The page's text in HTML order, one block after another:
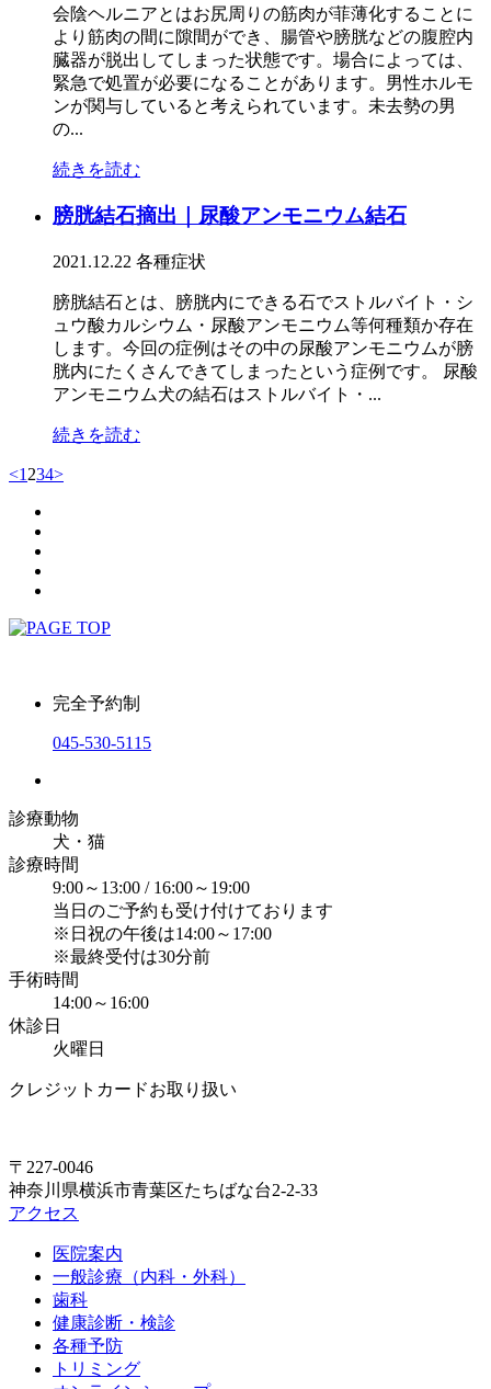
会陰ヘルニアとはお尻周りの筋肉が菲薄化することに
より筋肉の間に隙間ができ、腸管や膀胱などの腹腔内
臓器が脱出してしまった状態です。場合によっては、
緊急で処置が必要になることがあります。男性ホルモ
ンが関与していると考えられています。未去勢の男
の...
続きを読む
膀胱結石摘出｜尿酸アンモニウム結石
2021.12.22 各種症状
膀胱結石とは、膀胱内にできる石でストルバイト・シ
ュウ酸カルシウム・尿酸アンモニウム等何種類か存在
します。今回の症例はその中の尿酸アンモニウムが膀
胱内にたくさんできてしまったという症例です。 尿酸
アンモニウム犬の結石はストルバイト・...
続きを読む
<1 234>
完全予約制
045-530-5115
診療動物
犬・猫
診療時間
9:00～13:00 / 16:00～19:00
当日のご予約も受け付けております
※日祝の午後は14:00～17:00
※最終受付は30分前
手術時間
14:00～16:00
休診日
火曜日
クレジットカードお取り扱い
〒227-0046
神奈川県横浜市青葉区たちばな台2-2-33
アクセス
医院案内
一般診療（内科・外科）
歯科
健康診断・検診
各種予防
トリミング